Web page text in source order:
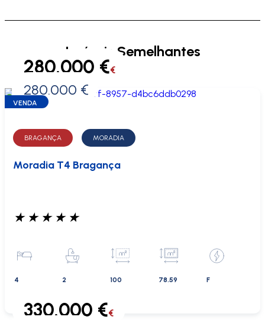
Imóveis Semelhantes
0 €
280.000 €€
280.000 €
VENDA
BRAGANÇA MORADIA
Moradia T4 Bragança
★ ★ ★ ★ ★
4 2 100 78.59 F
330.000 €€